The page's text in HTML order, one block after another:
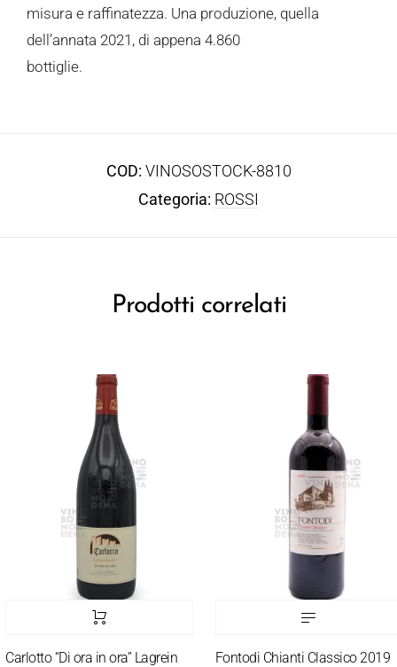
misura e raffinatezza. Una produzione, quella
dell’annata 2021, di appena 4.860
bottiglie.
COD: VINOSOSTOCK-8810
Categoria: ROSSI
Prodotti correlati
“Di ora in ora” Lagrein
Fontodi Chianti Classico 2019